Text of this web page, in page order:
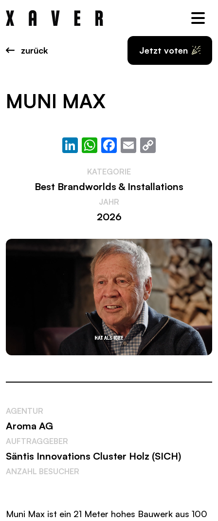
zurück Jetzt voten
MUNI MAX
LinkedIn
WhatsApp
Facebook
Email
KATEGORIE
Best Brandworlds & Installations
JAHR
2026
AGENTUR
Aroma AG
AUFTRAGGEBER
Säntis Innovations Cluster Holz (SICH)
ANZAHL BESUCHER
Muni Max ist ein 21 Meter hohes Bauwerk aus 100